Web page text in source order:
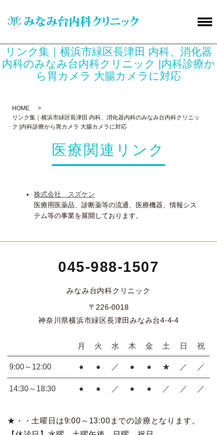
リンク集｜横浜市緑区長津田 内科、消化器
内科のみなみ台内科クリニック |内科診療か
ら胃カメラ 大腸カメラに対応
HOME
リンク集｜横浜市緑区長津田 内科、消化器内科のみなみ台内科クリニッ
ク |内科診療から胃カメラ 大腸カメラに対応
医療関連リンク
株式会社 スズケン
医療用医薬品、診断薬等の流通、医療機器、情報シス
テム等の事業を展開しております。
045-988-1507
みなみ台内科クリニック
〒226-0018
神奈川県横浜市緑区長津田みなみ台4-4-4
月 火 水 木 金 土 日 祝
9:00～12:00 ● ● ／ ● ● ★ ／ ／
14:30～18:30 ● ● ／ ● ● ／ ／ ／
★・・土曜日は9:00～13:00までの診療となります。